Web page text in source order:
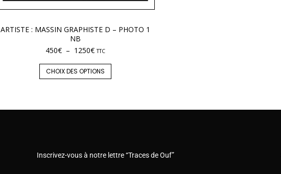
ARTISTE : MASSIN GRAPHISTE D – PHOTO 1
NB
450€ – 1250€ TTC
CHOIX DES OPTIONS
Inscrivez-vous à notre lettre “Traces de Ouf”